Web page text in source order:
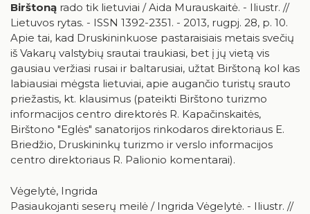
Birštoną rado tik lietuviai / Aida Murauskaitė. - Iliustr. //
Lietuvos rytas. - ISSN 1392-2351. - 2013, rugpj. 28, p. 10.
Apie tai, kad Druskininkuose pastaraisiais metais svečių
iš Vakarų valstybių srautai traukiasi, bet į jų vietą vis
gausiau veržiasi rusai ir baltarusiai, užtat Birštoną kol kas
labiausiai mėgsta lietuviai, apie augančio turistų srauto
priežastis, kt. klausimus (pateikti Birštono turizmo
informacijos centro direktorės R. Kapačinskaitės,
Birštono "Eglės" sanatorijos rinkodaros direktoriaus E.
Briedžio, Druskininkų turizmo ir verslo informacijos
centro direktoriaus R. Palionio komentarai).
Vėgelytė, Ingrida
Pasiaukojanti seserų meilė / Ingrida Vėgelytė. - Iliustr. //